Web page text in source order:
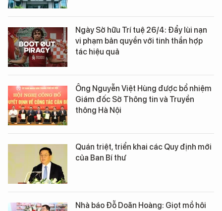
Ngày Sở hữu Trí tuệ 26/4: Đẩy lùi nạn
vi phạm bản quyền với tinh thần hợp
tác hiệu quả
Ông Nguyễn Việt Hùng được bổ nhiệm
Giám đốc Sở Thông tin và Truyền
thông Hà Nội
Quán triệt, triển khai các Quy định mới
của Ban Bí thư
Nhà báo Đỗ Doãn Hoàng: Giọt mồ hôi